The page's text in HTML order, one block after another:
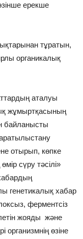
ерекше
тұратын,
органикалық
аталуы
жұмыртқасының
байланысты
отырып, көпке
сүру тәсілі»
генетикалық хабар
ферментсіз
жояды және
организмнің өзіне